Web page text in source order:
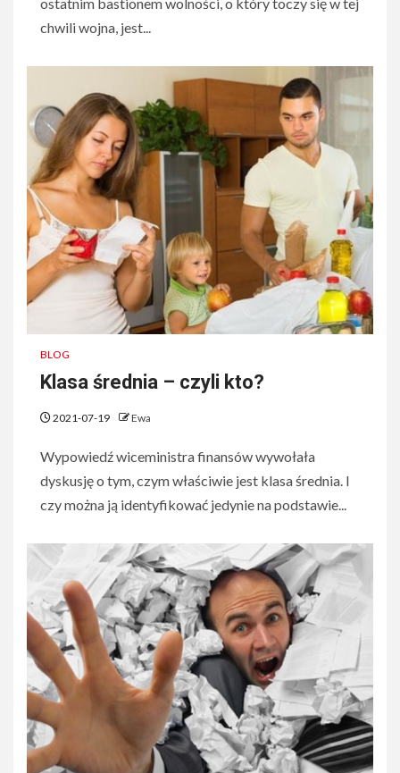
chwili wojna, jest...
BLOG
Klasa średnia – czyli kto?
2021-07-19 Ewa
Wypowiedź wiceministra finansów wywołała
dyskusję o tym, czym właściwie jest klasa średnia. I
czy można ją identyfikować jedynie na podstawie...